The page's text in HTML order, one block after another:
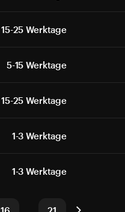
15-25 Werktage
5-15 Werktage
15-25 Werktage
1-3 Werktage
1-3 Werktage